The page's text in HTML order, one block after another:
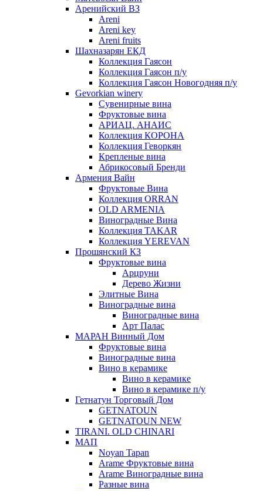
Аренийский ВЗ
Areni
Areni key
Areni fruits
Шахназарян ЕКД
Коллекция Гаясон
Коллекция Гаясон п/у
Коллекция Гаясон Новогодняя п/у
Gevorkian winery
Сувенирные вина
Фруктовые вина
АРИАЦ. АНАИС
Коллекция КОРОНА
Коллекция Геворкян
Крепленые вина
Абрикосовый Бренди
Армения Вайн
Фруктовые Вина
Коллекция ORRAN
OLD ARMENIA
Виноградные Вина
Коллекция TAKAR
Коллекция YEREVAN
Прошянский КЗ
Фруктовые вина
Арцруни
Дерево Жизни
Элитные Вина
Виноградные вина
Виноградные вина
Арт Палас
МАРАН Винный Дом
Фруктовые вина
Виноградные вина
Вино в керамике
Вино в керамике
Вино в керамике п/у
Гетнатун Торговый Дом
GETNATOUN
GETNATOUN NEW
TIRANI. OLD CHINARI
МАП
Noyan Tapan
Arame Фруктовые вина
Arame Виноградные вина
Разные вина